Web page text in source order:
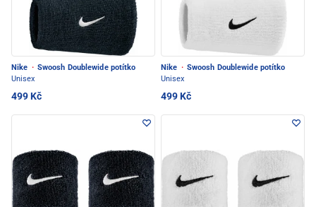
Nike · Swoosh Doublewide potítko
Unisex
499 Kč
Nike · Swoosh Doublewide potítko
Unisex
499 Kč